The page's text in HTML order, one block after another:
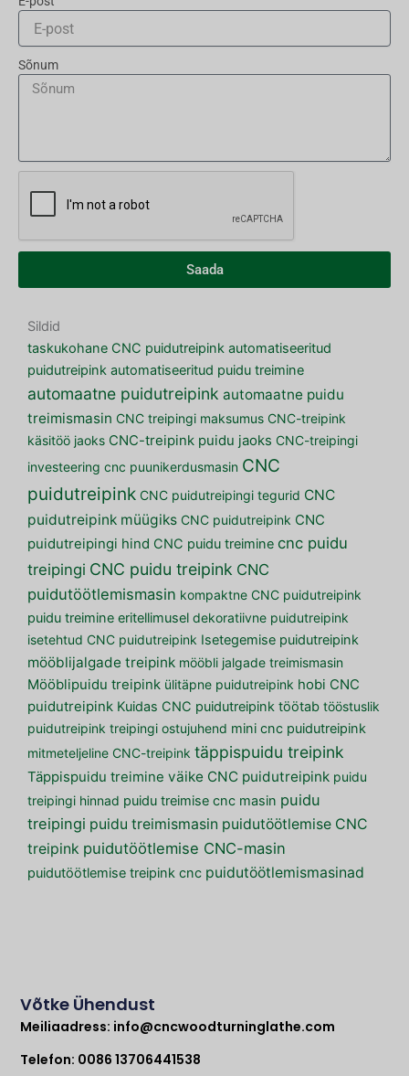
Sõnum
Saada
Sildid
taskukohane CNC puidutreipink automatiseeritud
puidutreipink automatiseeritud puidu treimine
automaatne puidutreipink automaatne puidu
treimismasin CNC treipingi maksumus CNC-treipink
käsitöö jaoks CNC-treipink puidu jaoks CNC-treipingi
investeering cnc puunikerdusmasin CNC
puidutreipink CNC puidutreipingi tegurid CNC
puidutreipink müügiks CNC puidutreipink CNC
puidutreipingi hind CNC puidu treimine cnc puidu
treipingi CNC puidu treipink CNC
puidutöötlemismasin kompaktne CNC puidutreipink
puidu treimine eritellimusel dekoratiivne puidutreipink
isetehtud CNC puidutreipink Isetegemise puidutreipink
mööblijalgade treipink mööbli jalgade treimismasin
Mööblipuidu treipink ülitäpne puidutreipink hobi CNC
puidutreipink Kuidas CNC puidutreipink töötab tööstuslik
puidutreipink treipingi ostujuhend mini cnc puidutreipink
mitmeteljeline CNC-treipink täppispuidu treipink
Täppispuidu treimine väike CNC puidutreipink puidu
treipingi hinnad puidu treimise cnc masin puidu
treipingi puidu treimismasin puidutöötlemise CNC
treipink puidutöötlemise CNC-masin
puidutöötlemise treipink cnc puidutöötlemismasinad
Võtke Ühendust
Meiliaadress: info@cncwoodturninglathe.com
Telefon: 0086 13706441538